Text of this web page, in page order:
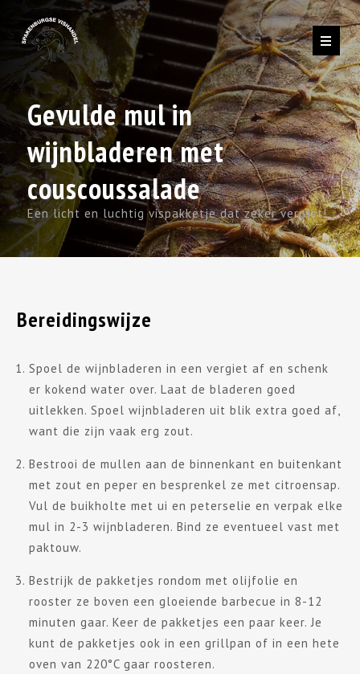
Gevulde mul in
wijnbladeren met
couscoussalade
Een licht en luchtig vispakketje dat zeker verrast!
Bereidingswijze
Spoel de wijnbladeren in een vergiet af en schenk
er kokend water over. Laat de bladeren goed
uitlekken. Spoel wijnbladeren uit blik extra goed af,
want die zijn vaak erg zout.
Bestrooi de mullen aan de binnenkant en buitenkant
met zout en peper en besprenkel ze met citroensap.
Vul de buikholte met ui en peterselie en verpak elke
mul in 2-3 wijnbladeren. Bind ze eventueel vast met
paktouw.
Bestrijk de pakketjes rondom met olijfolie en
rooster ze boven een gloeiende barbecue in 8-12
minuten gaar. Keer de pakketjes een paar keer. Je
kunt de pakketjes ook in een grillpan of in een hete
oven van 220°C gaar roosteren.